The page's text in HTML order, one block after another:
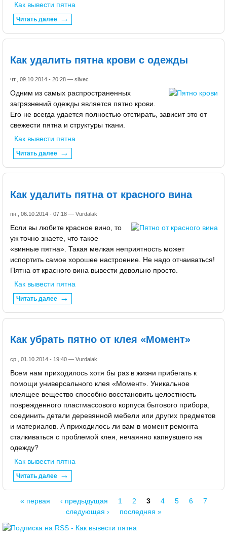
Как вывести пятна
Читать далее
Как удалить пятна крови с одежды
чт., 09.10.2014 - 20:28 — slivec
Одним из самых распространенных
загрязнений одежды является пятно крови.
Его не всегда удается полностью отстирать, зависит это от
свежести пятна и структуры ткани.
Как вывести пятна
Читать далее
Как удалить пятна от красного вина
пн., 06.10.2014 - 07:18 — Vurdalak
Если вы любите красное вино, то
уж точно знаете, что такое
«винные пятна». Такая мелкая неприятность может
испортить самое хорошее настроение. Не надо отчаиваться!
Пятна от красного вина вывести довольно просто.
Как вывести пятна
Читать далее
Как убрать пятно от клея «Момент»
ср., 01.10.2014 - 19:40 — Vurdalak
Всем нам приходилось хотя бы раз в жизни прибегать к
помощи универсального клея «Момент». Уникальное
клеящее вещество способно восстановить целостность
поврежденного пластмассового корпуса бытового прибора,
соединить детали деревянной мебели или других предметов
и материалов. А приходилось ли вам в момент ремонта
сталкиваться с проблемой клея, нечаянно капнувшего на
одежду?
Как вывести пятна
Читать далее
« первая ‹ предыдущая 1 2 3 4 5 6
7
следующая ›
последняя »